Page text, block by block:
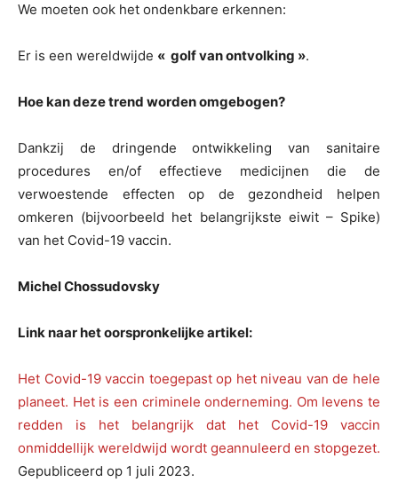
We moeten ook het ondenkbare erkennen:
Er is een wereldwijde « golf van ontvolking ».
Hoe kan deze trend worden omgebogen?
Dankzij de dringende ontwikkeling van sanitaire
procedures en/of effectieve medicijnen die de
verwoestende effecten op de gezondheid helpen
omkeren (bijvoorbeeld het belangrijkste eiwit – Spike)
van het Covid-19 vaccin.
Michel Chossudovsky
Link naar het oorspronkelijke artikel:
Het Covid-19 vaccin toegepast op het niveau van de hele
planeet. Het is een criminele onderneming. Om levens te
redden is het belangrijk dat het Covid-19 vaccin
onmiddellijk wereldwijd wordt geannuleerd en stopgezet.
Gepubliceerd op 1 juli 2023.